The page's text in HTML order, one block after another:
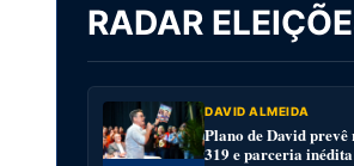
RADAR
DAVID ALMEIDA
Plano de David
319 e parceria